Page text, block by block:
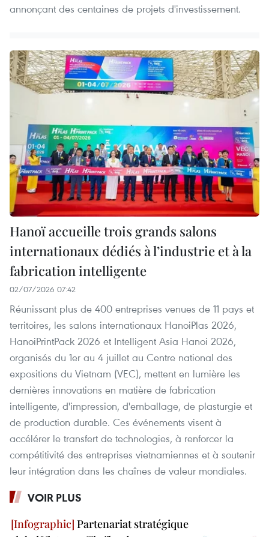
annonçant des centaines de projets d'investissement.
Hanoï accueille trois grands salons
internationaux dédiés à l’industrie et à la
fabrication intelligente
02/07/2026 07:42
Réunissant plus de 400 entreprises venues de 11 pays et
territoires, les salons internationaux HanoiPlas 2026,
HanoiPrintPack 2026 et Intelligent Asia Hanoi 2026,
organisés du 1er au 4 juillet au Centre national des
expositions du Vietnam (VEC), mettent en lumière les
dernières innovations en matière de fabrication
intelligente, d'impression, d'emballage, de plasturgie et
de production durable. Ces événements visent à
accélérer le transfert de technologies, à renforcer la
compétitivité des entreprises vietnamiennes et à soutenir
leur intégration dans les chaînes de valeur mondiales.
VOIR PLUS
Partenariat stratégique